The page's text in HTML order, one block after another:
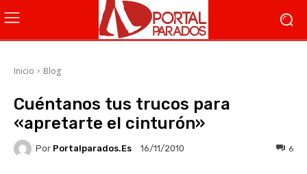
Inicio Blog
Cuéntanos tus trucos para
«apretarte el cinturón»
Por Portalparados.es 16/11/2010 6